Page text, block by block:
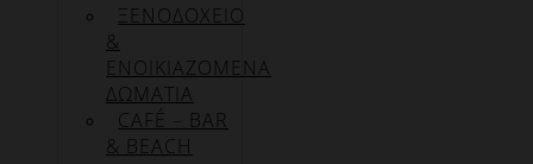
ΞΕΝΟΔΟΧΕΙΟ
&
ΕΝΟΙΚΙΑΖΟΜΕΝΑ
ΔΩΜΑΤΙΑ
CAFÉ – BAR
& BEACH